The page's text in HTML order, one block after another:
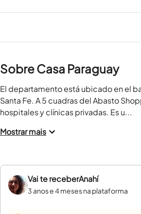
Sobre Casa Paraguay
El departamento está ubicado en el
Santa Fe. A 5 cuadras del Abasto
hospitales y clínicas privadas. Es u...
Mostrar mais
Vai te receberAnahí
3 anos e 4 meses na plataforma